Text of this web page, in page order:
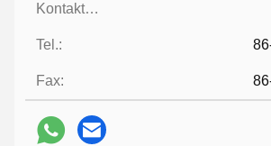
Kontaktpersonen:
Tel.:
Fax: